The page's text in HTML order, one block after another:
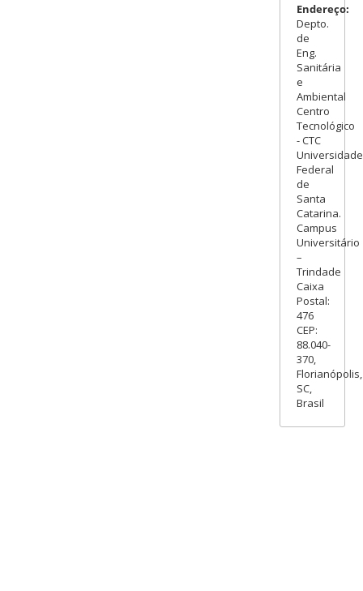
Endereço:
Depto.
de
Eng.
Sanitária
e
Ambiental
Centro
Tecnológico
- CTC
Universidade
Federal
de
Santa
Catarina.
Campus
Universitário
–
Trindade
Caixa
Postal:
476
CEP:
88.040-
370,
Florianópolis,
SC,
Brasil